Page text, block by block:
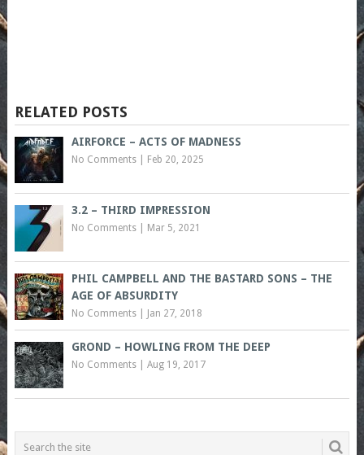
RELATED POSTS
AIRFORCE – ACTS OF MADNESS
No Comments| Feb 20, 2025
3.2 – THIRD IMPRESSION
No Comments| Mar 5, 2021
PHIL CAMPBELL AND THE BASTARD SONS – THE
AGE OF ABSURDITY
No Comments| Jan 27, 2018
GROND – HOWLING FROM THE DEEP
No Comments| Aug 19, 2017